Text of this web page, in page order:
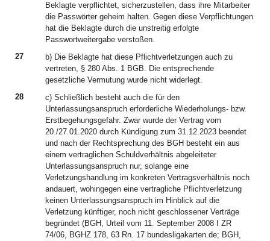
Beklagte verpflichtet, sicherzustellen, dass ihre Mitarbeiter
die Passwörter geheim halten. Gegen diese Verpflichtungen
hat die Beklagte durch die unstreitig erfolgte
Passwortweitergabe verstoßen.
27
b) Die Beklagte hat diese Pflichtverletzungen auch zu
vertreten, § 280 Abs. 1 BGB. Die entsprechende
gesetzliche Vermutung wurde nicht widerlegt.
28
c) Schließlich besteht auch die für den
Unterlassungsanspruch erforderliche Wiederholungs- bzw.
Erstbegehungsgefahr. Zwar wurde der Vertrag vom
20./27.01.2020 durch Kündigung zum 31.12.2023 beendet
und nach der Rechtsprechung des BGH besteht ein aus
einem vertraglichen Schuldverhältnis abgeleiteter
Unterlassungsanspruch nur, solange eine
Verletzungshandlung im konkreten Vertragsverhältnis noch
andauert, wohingegen eine vertragliche Pflichtverletzung
keinen Unterlassungsanspruch im Hinblick auf die
Verletzung künftiger, noch nicht geschlossener Verträge
begründet (BGH, Urteil vom 11. September 2008 I ZR
74/06, BGHZ 178, 63 Rn. 17 bundesligakarten.de; BGH,